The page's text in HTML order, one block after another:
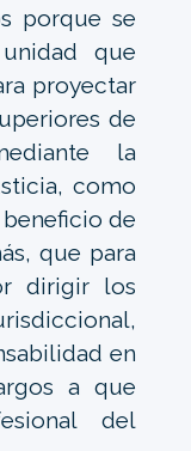
porque se
que
proyectar
de
la
como
de
que para
dirigir los
en
a que
del